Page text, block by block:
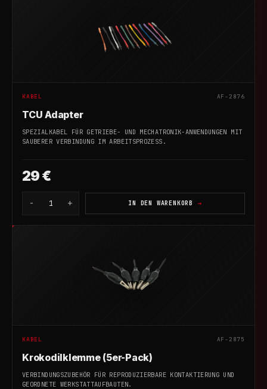
KABEL AF-2876
TCU Adapter
SPEZIALKABEL FÜR GETRIEBE- UND MECHATRONIK-ANWENDUNGEN MIT
SAUBERER VERBINDUNG IM ARBEITSPROZESS.
29 €
- 1 + IN DEN WARENKORB
KABEL AF-2875
Krokodilklemme (5er-Pack)
VERBINDUNGSZUBEHÖR FÜR REPRODUZIERBARE KONTAKTIERUNG UND
GEORDNETE WERKSTATTAUFBAUTEN.